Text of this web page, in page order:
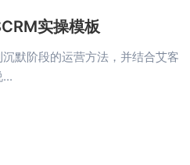
实操模板
默阶段的运营方法，并结合艾客